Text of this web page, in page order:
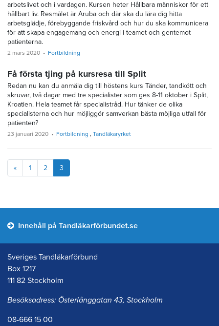
arbetslivet och i vardagen. Kursen heter Hållbara människor för ett
hållbart liv. Resmålet är Aruba och där ska du lära dig hitta
arbetsglädje, förebyggande friskvård och hur du ska kommunicera
för att skapa engagemang och energi i teamet och gentemot
patienterna.
2 mars 2020 Fortbildning
Få första tjing på kursresa till Split
Redan nu kan du anmäla dig till höstens kurs Tänder, tandkött och
skruvar, två dagar med tre specialister som ges 8-11 oktober i Split,
Kroatien. Hela teamet får specialistråd. Hur tänker de olika
specialisterna och hur möjliggör samverkan bästa möjliga utfall för
patienten?
23 januari 2020 Fortbildning Tandläkaryrket
«Föregående
1 2 3
Innehåll på Tandläkarförbundet.se
Sveriges Tandläkarförbund
Box 1217
111 82 Stockholm
Besöksadress: Österlånggatan 43, Stockholm
08-666 15 00